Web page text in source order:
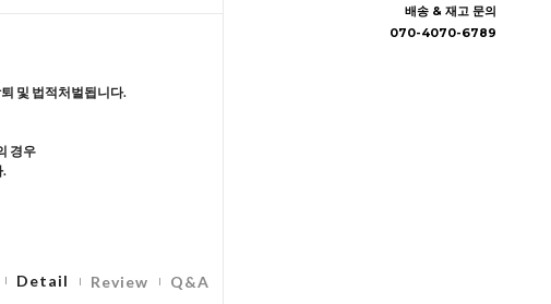
배송 & 재고 문의
070-4070-6789
및 법적처벌됩니다.
경우
.
Detail Review Q&A